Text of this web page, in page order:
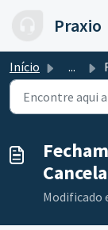
Praxio
Início ...
Modificado